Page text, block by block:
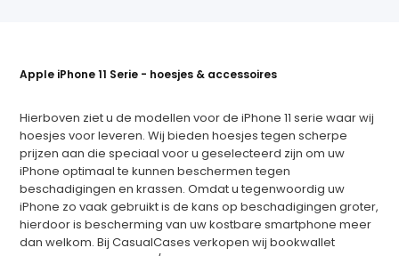
Apple iPhone 11 Serie - hoesjes & accessoires
Hierboven ziet u de modellen voor de iPhone 11 serie waar wij
hoesjes voor leveren. Wij bieden hoesjes tegen scherpe
prijzen aan die speciaal voor u geselecteerd zijn om uw
iPhone optimaal te kunnen beschermen tegen
beschadigingen en krassen. Omdat u tegenwoordig uw
iPhone zo vaak gebruikt is de kans op beschadigingen groter,
hierdoor is bescherming van uw kostbare smartphone meer
dan welkom. Bij CasualCases verkopen wij bookwallet